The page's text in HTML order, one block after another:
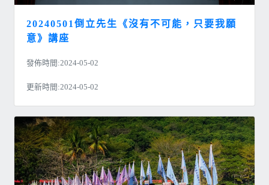
20240501倒立先生《沒有不可能，只要我願
意》講座
發佈時間:2024-05-02
更新時間:2024-05-02